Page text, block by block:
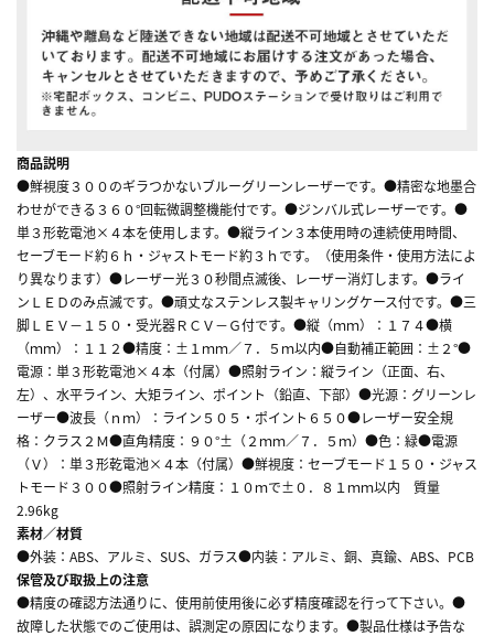
商品説明
●鮮視度３００のギラつかないブルーグリーンレーザーです。●精密な地墨合
わせができる３６０°回転微調整機能付です。●ジンバル式レーザーです。●
単３形乾電池×４本を使用します。●縦ライン３本使用時の連続使用時間、
セーブモード約６ｈ・ジャストモード約３ｈです。（使用条件・使用方法によ
り異なります）●レーザー光３０秒間点滅後、レーザー消灯します。●ライ
ンＬＥＤのみ点滅です。●頑丈なステンレス製キャリングケース付です。●三
脚ＬＥＶ－１５０・受光器ＲＣＶ－Ｇ付です。●縦（ｍｍ）：１７４●横
（ｍｍ）：１１２●精度：±１ｍｍ／７．５ｍ以内●自動補正範囲：±２°●
電源：単３形乾電池×４本（付属）●照射ライン：縦ライン（正面、右、
左）、水平ライン、大矩ライン、ポイント（鉛直、下部）●光源：グリーンレ
ーザー●波長（ｎｍ）：ライン５０５・ポイント６５０●レーザー安全規
格：クラス２Ｍ●直角精度：９０°±（２ｍｍ／７．５ｍ）●色：緑●電源
（Ｖ）：単３形乾電池×４本（付属）●鮮視度：セーブモード１５０・ジャス
トモード３００●照射ライン精度：１０ｍで±０．８１ｍｍ以内 質量
2.96kg
素材／材質
●外装：ABS、アルミ、SUS、ガラス●内装：アルミ、銅、真鍮、ABS、PCB
保管及び取扱上の注意
●精度の確認方法通りに、使用前使用後に必ず精度確認を行って下さい。●
故障した状態でのご使用は、誤測定の原因になります。●製品仕様は予告な